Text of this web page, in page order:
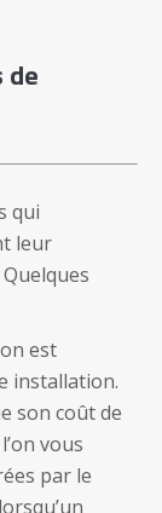
de
qui
leur
est
installation.
son coût de
vous
par le